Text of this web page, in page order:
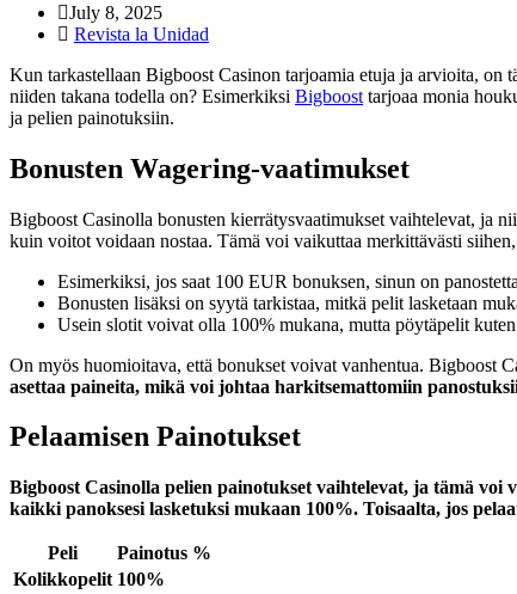
July 8, 2025
Revista la Unidad
Kun tarkastellaan Bigboost Casinon tarjoamia etuja ja arvioita, on
niiden takana todella on? Esimerkiksi Bigboost tarjoaa monia
ja pelien painotuksiin.
Bonusten Wagering-vaatimukset
Bigboost Casinolla bonusten kierrätysvaatimukset vaihtelevat, ja
kuin voitot voidaan nostaa. Tämä voi vaikuttaa merkittävästi
Esimerkiksi, jos saat 100 EUR bonuksen, sinun on
Bonusten lisäksi on syytä tarkistaa, mitkä pelit lasketaan
Usein slotit voivat olla 100% mukana, mutta pöytäpelit
On myös huomioitava, että bonukset voivat vanhentua. Bigboost
asettaa paineita, mikä voi johtaa harkitsemattomiin
Pelaamisen Painotukset
Bigboost Casinolla pelien painotukset vaihtelevat, ja tämä
kaikki panoksesi lasketuksi mukaan 100%. Toisaalta, jos
Peli
Painotus %
Kolikkopelit 100%